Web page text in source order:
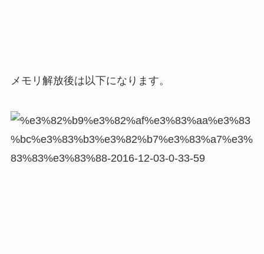
メモリ解放後は以下になります。